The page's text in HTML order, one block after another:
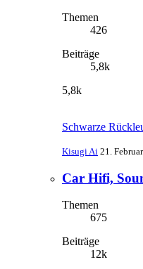
Themen
426
Beiträge
5,8k
5,8k
Schwarze
Kisugi Ai 21.
Car Hifi,
Themen
675
Beiträge
12k